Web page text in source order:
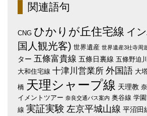
関連語句
CNG ひかりが丘住宅線 イ
国人観光客) 世界遺産 世界遺産3社寺周
ター 五條富貴線 五條日裏線 五條野迫
大和住宅線 十津川営業所 外国語 大
橋 天理シャープ線 天理教
イメントツアー 奈良交通バス案内 奥谷線 学
線 実証実験 左京平城山線 平沼田